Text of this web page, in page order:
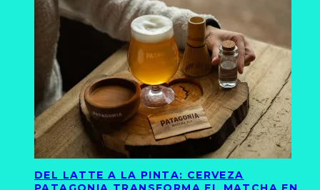
DEL LATTE A LA PINTA: CERVEZA